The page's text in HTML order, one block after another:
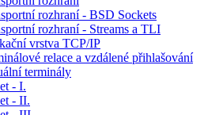
rozhraní - BSD Sockets
rozhraní - Streams a TLI
vrstva TCP/IP
relace a vzdálené přihlašování
terminály
- I.
- II.